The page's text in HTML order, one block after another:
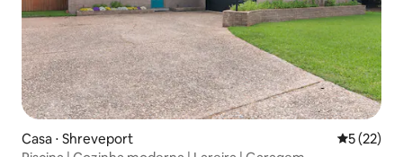
Casa ⋅ Shreveport 5 de uma
5 (22)